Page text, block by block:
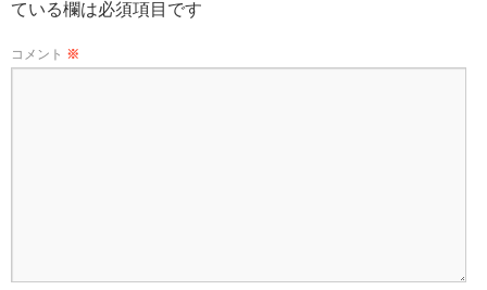
ている欄は必須項目です
コメント ※